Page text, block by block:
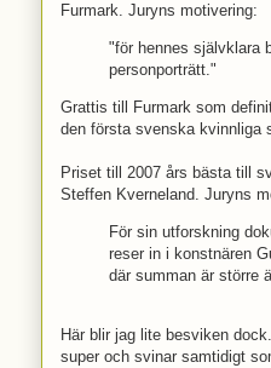
Furmark. Juryns motivering:
"för hennes självklara
personporträtt."
Grattis till Furmark som
den första svenska kvinnliga
Priset till 2007 års bästa till
Steffen Kverneland. Juryns
För sin utforskning
reser in i konstnären
där summan är större
Här blir jag lite besviken
super och svinar samtidigt